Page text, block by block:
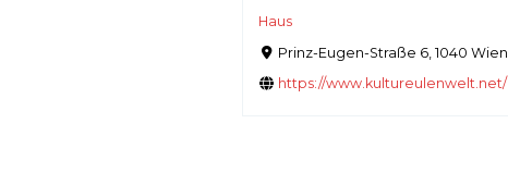
Haus
Prinz-Eugen-Straße 6, 1040 Wien
https://www.kultureulenwelt.net/